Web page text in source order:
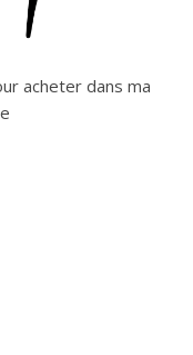
acheter dans ma